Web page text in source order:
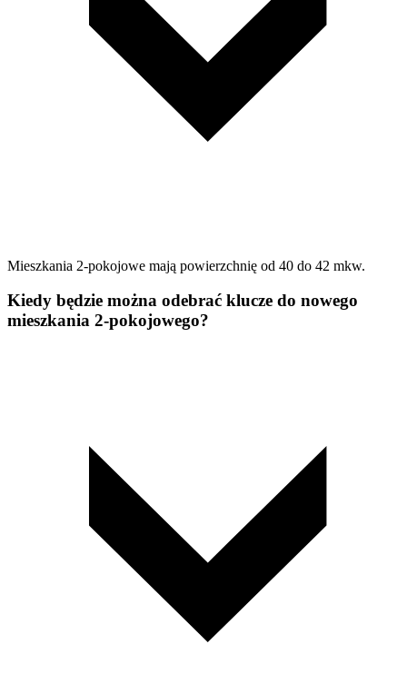
Mieszkania 2-pokojowe mają powierzchnię od 40 do 42 mkw.
Kiedy będzie można odebrać klucze do nowego
mieszkania 2-pokojowego?